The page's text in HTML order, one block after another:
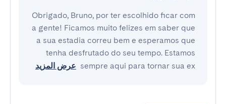
Obrigado, Bruno, por ter escolhido ficar com
a gente! Ficamos muito felizes em saber que
a sua estadia correu bem e esperamos que
tenha desfrutado do seu tempo. Estamos
sempre aqui para tornar sua ex عرض المزيد